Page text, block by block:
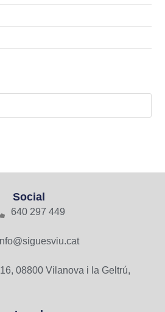
Social
640 297 449
08800 Vilanova i la Geltrú,